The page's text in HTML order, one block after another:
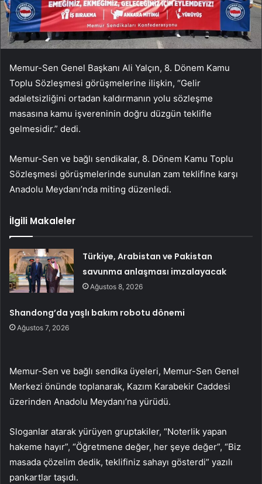
Memur-Sen Genel Başkanı Ali Yalçın, 8. Dönem Kamu
Toplu Sözleşmesi görüşmelerine ilişkin, “Gelir
adaletsizliğini ortadan kaldırmanın yolu sözleşme
masasına kamu işvereninin doğru düzgün teklifle
gelmesidir.” dedi.
Memur-Sen ve bağlı sendikalar, 8. Dönem Kamu Toplu
Sözleşmesi görüşmelerinde sunulan zam teklifine karşı
Anadolu Meydanı’nda miting düzenledi.
İlgili Makaleler
Türkiye, Arabistan ve Pakistan
savunma anlaşması imzalayacak
Ağustos 8, 2026
Shandong’da yaşlı bakım robotu dönemi
Ağustos 7, 2026
Memur-Sen ve bağlı sendika üyeleri, Memur-Sen Genel
Merkezi önünde toplanarak, Kazım Karabekir Caddesi
üzerinden Anadolu Meydanı’na yürüdü.
Sloganlar atarak yürüyen gruptakiler, “Noterlik yapan
hakeme hayır”, “Öğretmene değer, her şeye değer”, “Biz
masada çözelim dedik, teklifiniz sahayı gösterdi” yazılı
pankartlar taşıdı.